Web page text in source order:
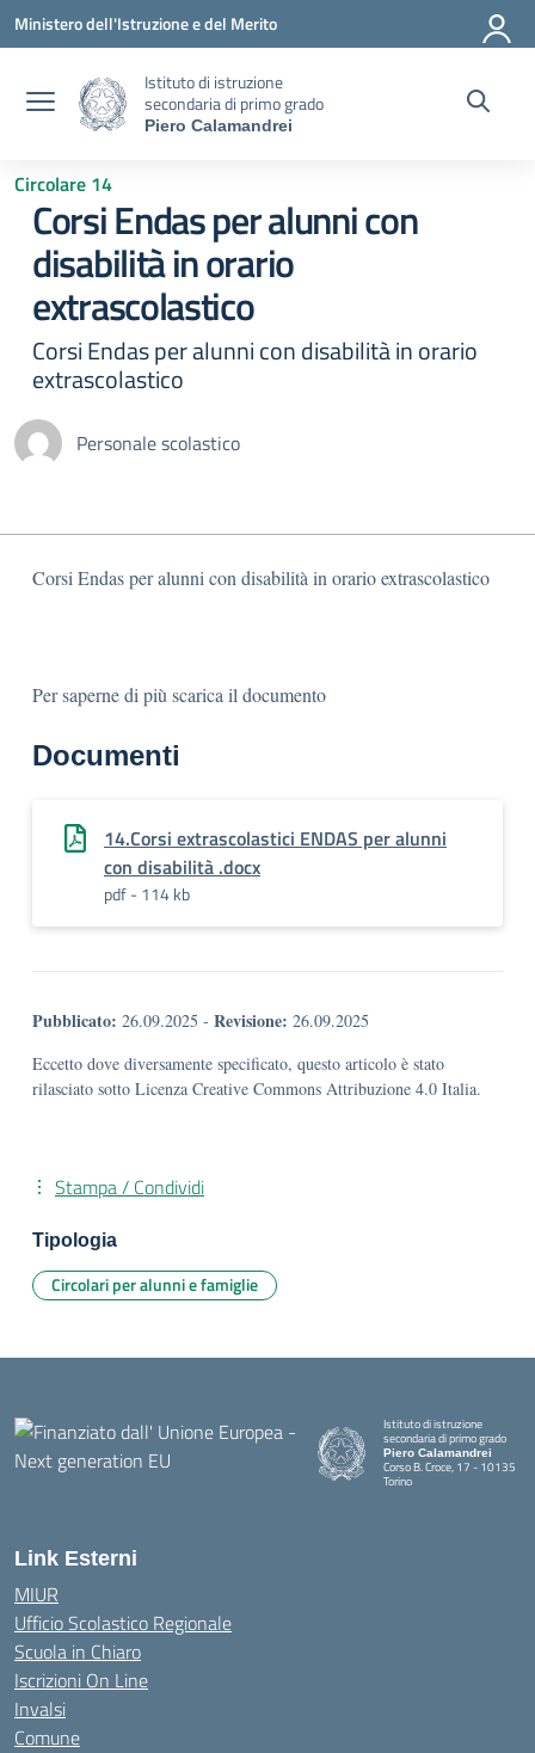
Vai ai contenuti
Vai al menu di navigazione
Vai al footer
Ministero dell'Istruzione e del Merito
Istituto di istruzione
secondaria di primo grado
Piero Calamandrei
Circolare 14
Corsi Endas per alunni con
disabilità in orario
extrascolastico
Corsi Endas per alunni con disabilità in orario
extrascolastico
Personale scolastico
Corsi Endas per alunni con disabilità in orario extrascolastico
Per saperne di più scarica il documento
Documenti
14.Corsi extrascolastici ENDAS per alunni
con disabilità .docx
pdf - 114 kb
Pubblicato: 26.09.2025 - Revisione: 26.09.2025
Eccetto dove diversamente specificato, questo articolo è stato
rilasciato sotto Licenza Creative Commons Attribuzione 4.0 Italia.
Stampa / Condividi
Tipologia
Circolari per alunni e famiglie
Istituto di istruzione
secondaria di primo grado
Piero Calamandrei
Corso B. Croce, 17 - 10135
Torino
Link Esterni
MIUR
Ufficio Scolastico Regionale
Scuola in Chiaro
Iscrizioni On Line
Invalsi
Comune